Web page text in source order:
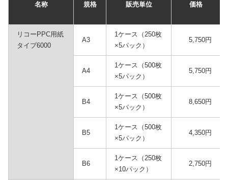
名称 規格 販売単位 価格
リコーPPC用紙
タイプ6000
A3
1ケース（250枚
×5パック）
5,750円
A4
1ケース（500枚
×5パック）
5,750円
B4
1ケース（500枚
×5パック）
8,650円
B5
1ケース（500枚
×5パック）
4,350円
B6
1ケース（250枚
×10パック）
2,750円